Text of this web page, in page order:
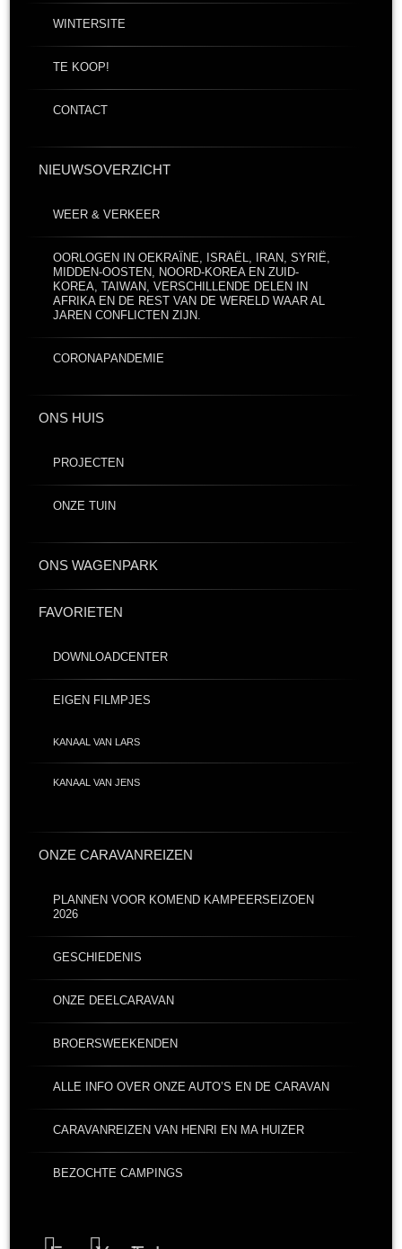
WINTERSITE
TE KOOP!
CONTACT
NIEUWSOVERZICHT
WEER & VERKEER
OORLOGEN IN OEKRAÏNE, ISRAËL, IRAN, SYRIË,
MIDDEN-OOSTEN, NOORD-KOREA EN ZUID-
KOREA, TAIWAN, VERSCHILLENDE DELEN IN
AFRIKA EN DE REST VAN DE WERELD WAAR AL
JAREN CONFLICTEN ZIJN.
CORONAPANDEMIE
ONS HUIS
PROJECTEN
ONZE TUIN
ONS WAGENPARK
FAVORIETEN
DOWNLOADCENTER
EIGEN FILMPJES
KANAAL VAN LARS
KANAAL VAN JENS
ONZE CARAVANREIZEN
PLANNEN VOOR KOMEND KAMPEERSEIZOEN
2026
GESCHIEDENIS
ONZE DEELCARAVAN
BROERSWEEKENDEN
ALLE INFO OVER ONZE AUTO’S EN DE CARAVAN
CARAVANREIZEN VAN HENRI EN MA HUIZER
BEZOCHTE CAMPINGS